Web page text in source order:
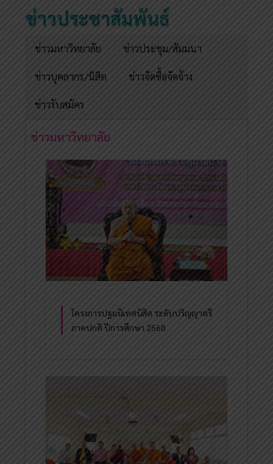
ข่าวประชาสัมพันธ์
ข่าวมหาวิทยาลัย ข่าวประชุม/สัมมนา
ข่าวบุคลากร/นิสิต ข่าวจัดซื้อจัดจ้าง
ข่าวรับสมัคร
ข่าวมหาวิทยาลัย
โครงการปฐมนิเทศนิสิต ระดับปริญญาตรี
ภาคปกติ ปีการศึกษา 2568